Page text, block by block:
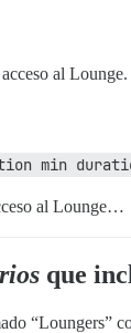
al
min
al Lounge…
que
“Loungers”